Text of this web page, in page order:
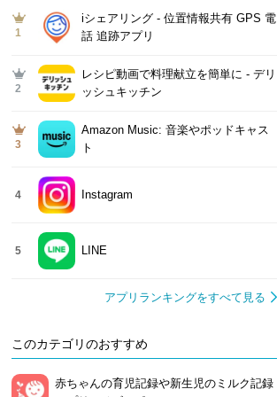
1
iシェアリング - 位置情報共有 GPS 電
話 追跡アプリ
2
レシピ動画で料理献立を簡単‪に - デリ
ッシュキッチン
3
Amazon Music: 音楽やポッドキャス
ト
4 Instagram
5 LINE
アプリランキングをすべて見る
このカテゴリのおすすめ
赤ちゃんの育児記録や新生児のミルク記録